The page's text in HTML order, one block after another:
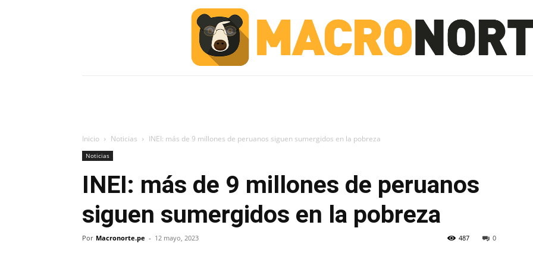
Inicio Noticias INEI: más de 9 millones de peruanos siguen sumergidos en la pobreza
Noticias
INEI: más de 9 millones de peruanos
siguen sumergidos en la pobreza
Por Macronorte.pe - 12 mayo, 2023 0
487